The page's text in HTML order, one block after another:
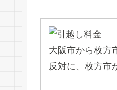
大阪市から枚方
反対に、枚方市